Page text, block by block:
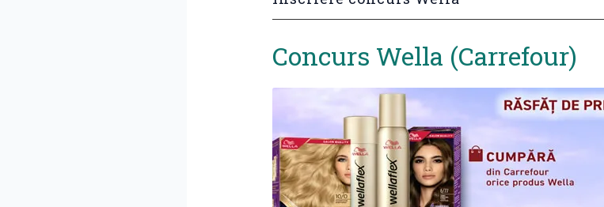
Concurs Wella (Carrefour)